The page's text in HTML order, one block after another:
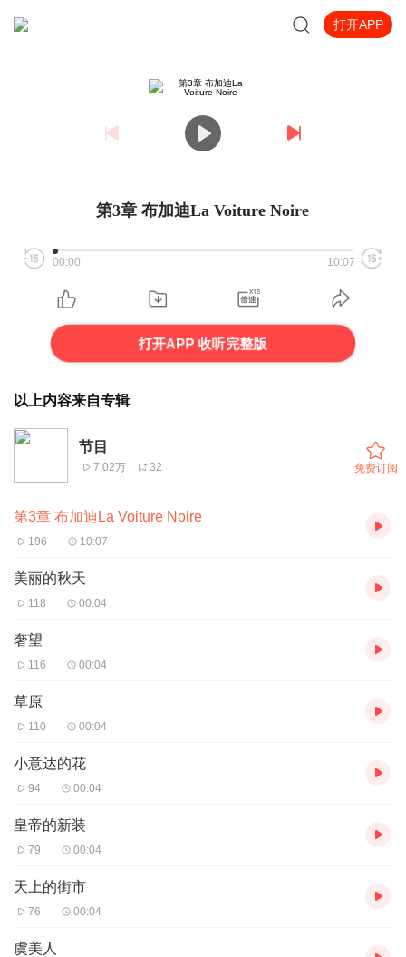
打开APP
第3章 布加迪La Voiture Noire
00:00 10:07
打开APP 收听完整版
以上内容来自专辑
节目
7.02万 32 免费订阅
第3章 布加迪La Voiture Noire
196 10:07
美丽的秋天
118 00:04
奢望
116 00:04
草原
110 00:04
小意达的花
94 00:04
皇帝的新装
79 00:04
天上的街市
76 00:04
虞美人